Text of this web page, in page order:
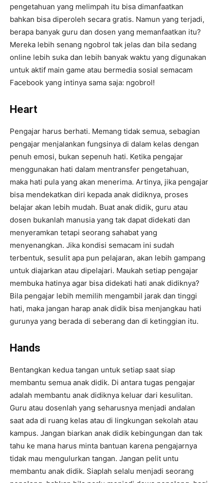
pengetahuan yang melimpah itu bisa dimanfaatkan
bahkan bisa diperoleh secara gratis. Namun yang terjadi,
berapa banyak guru dan dosen yang memanfaatkan itu?
Mereka lebih senang ngobrol tak jelas dan bila sedang
online lebih suka dan lebih banyak waktu yang digunakan
untuk aktif main game atau bermedia sosial semacam
Facebook yang intinya sama saja: ngobrol!
Heart
Pengajar harus berhati. Memang tidak semua, sebagian
pengajar menjalankan fungsinya di dalam kelas dengan
penuh emosi, bukan sepenuh hati. Ketika pengajar
menggunakan hati dalam mentransfer pengetahuan,
maka hati pula yang akan menerima. Artinya, jika pengajar
bisa mendekatkan diri kepada anak didiknya, proses
belajar akan lebih mudah. Buat anak didik, guru atau
dosen bukanlah manusia yang tak dapat didekati dan
menyeramkan tetapi seorang sahabat yang
menyenangkan. Jika kondisi semacam ini sudah
terbentuk, sesulit apa pun pelajaran, akan lebih gampang
untuk diajarkan atau dipelajari. Maukah setiap pengajar
membuka hatinya agar bisa didekati hati anak didiknya?
Bila pengajar lebih memilih mengambil jarak dan tinggi
hati, maka jangan harap anak didik bisa menjangkau hati
gurunya yang berada di seberang dan di ketinggian itu.
Hands
Bentangkan kedua tangan untuk setiap saat siap
membantu semua anak didik. Di antara tugas pengajar
adalah membantu anak didiknya keluar dari kesulitan.
Guru atau dosenlah yang seharusnya menjadi andalan
saat ada di ruang kelas atau di lingkungan sekolah atau
kampus. Jangan biarkan anak didik kebingungan dan tak
tahu ke mana harus minta bantuan karena pengajarnya
tidak mau mengulurkan tangan. Jangan pelit untu
membantu anak didik. Siaplah selalu menjadi seorang